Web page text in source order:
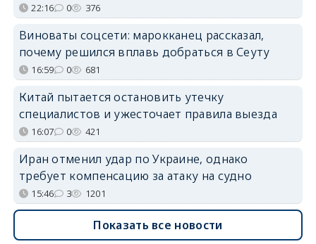
22:16 0 376
Виноваты соцсети: марокканец рассказал,
почему решился вплавь добраться в Сеуту
16:59 0 681
Китай пытается остановить утечку
специалистов и ужесточает правила выезда
16:07 0 421
Иран отменил удар по Украине, однако
требует компенсацию за атаку на судно
15:46 3 1201
Показать все новости